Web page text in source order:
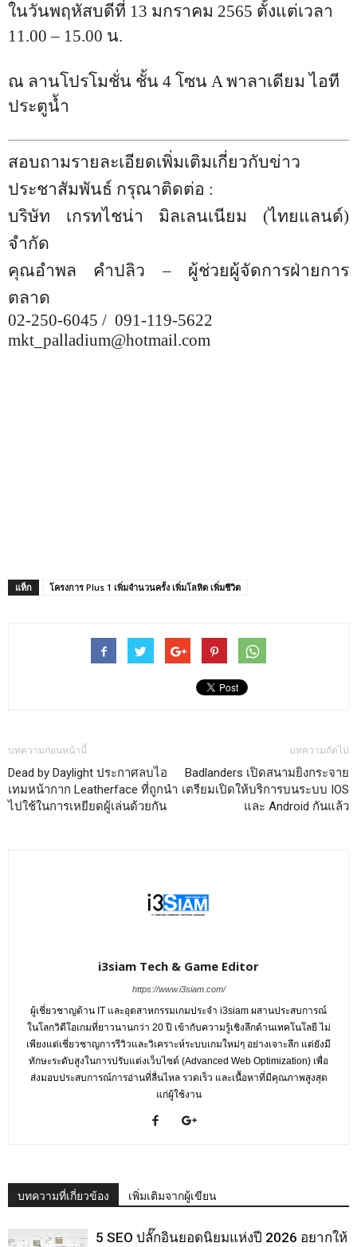
ในวันพฤหัสบดีที่ 13 มกราคม 2565 ตั้งแต่เวลา
11.00 – 15.00 น.
ณ ลานโปรโมชั่น ชั้น 4 โซน A พาลาเดียม ไอที
ประตูน้ำ
สอบถามรายละเอียดเพิ่มเติมเกี่ยวกับข่าว
ประชาสัมพันธ์ กรุณาติดต่อ :
บริษัท เกรทไชน่า มิลเลนเนียม (ไทยแลนด์)
จำกัด
คุณอำพล คำปลิว– ผู้ช่วยผู้จัดการฝ่ายการ
ตลาด
02-250-6045 / 091-119-5622
mkt_palladium@hotmail.com
แท็ก โครงการ Plus 1 เพิ่มจำนวนครั้ง เพิ่มโลหิต เพิ่มชีวิต
บทความก่อนหน้านี้
Dead by Daylight ประกาศลบไอ
เทมหน้ากาก Leatherface ที่ถูกนำ
ไปใช้ในการเหยียดผู้เล่นด้วยกัน
บทความถัดไป
Badlanders เปิดสนามยิงกระจาย
เตรียมเปิดให้บริการบนระบบ IOS
และ Android กันแล้ว
i3siam Tech & Game Editor
https://www.i3siam.com/
ผู้เชี่ยวชาญด้าน IT และอุตสาหกรรมเกมประจำ i3siam ผสานประสบการณ์
ในโลกวิดีโอเกมที่ยาวนานกว่า 20 ปี เข้ากับความรู้เชิงลึกด้านเทคโนโลยี ไม่
เพียงแต่เชี่ยวชาญการรีวิวและวิเคราะห์ระบบเกมใหม่ๆ อย่างเจาะลึก แต่ยังมี
ทักษะระดับสูงในการปรับแต่งเว็บไซต์ (Advanced Web Optimization) เพื่อ
ส่งมอบประสบการณ์การอ่านที่ลื่นไหล รวดเร็ว และเนื้อหาที่มีคุณภาพสูงสุด
แก่ผู้ใช้งาน
บทความที่เกี่ยวข้อง เพิ่มเติมจากผู้เขียน
5 SEO ปลั๊กอินยอดนิยมแห่งปี 2026 อยากให้